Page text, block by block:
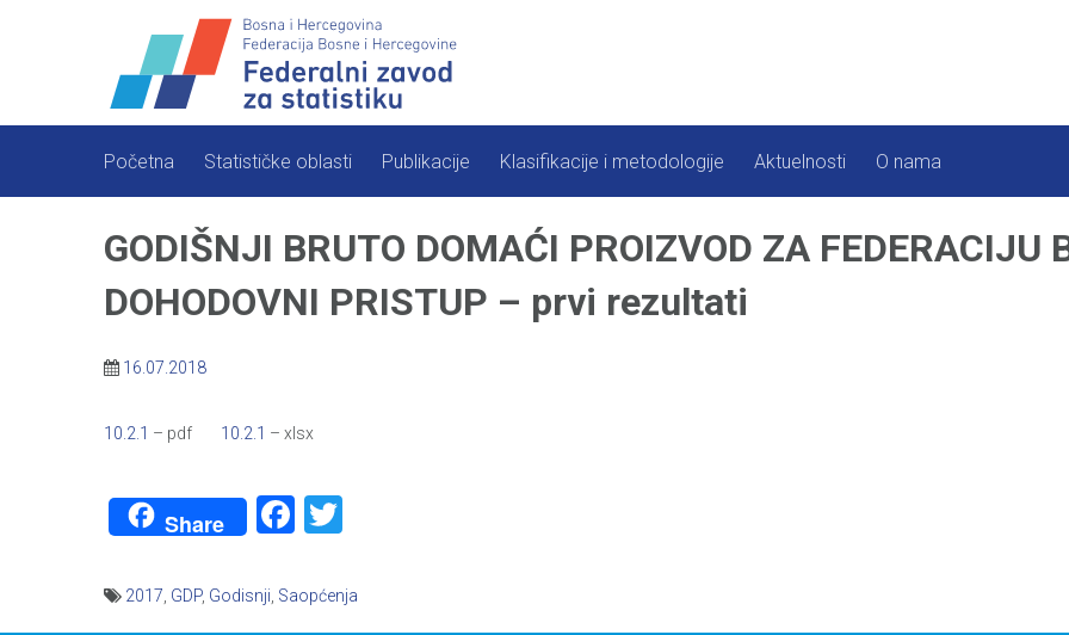
Početna Statističke oblasti Publikacije Klasifikacije i metodologije Aktuelnosti O nama
GODIŠNJI BRUTO DOMAĆI PROIZVOD ZA FEDERACIJU
DOHODOVNI PRISTUP – prvi rezultati
16.07.2018
10.2.1 – pdf 10.2.1 – xlsx
Share Facebook
2017 GDP, Godisnji Saopćenja